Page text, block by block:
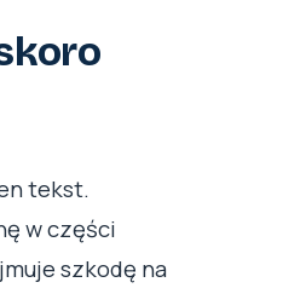
tekst.
w części
szkodę na